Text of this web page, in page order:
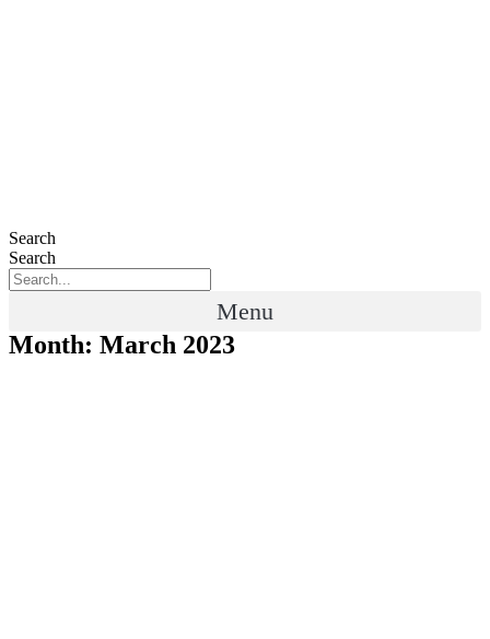
Search
Search
Menu
Month: March 2023